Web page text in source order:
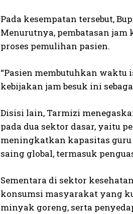
Pada kesempatan tersebut,
Menurutnya, pembatasan
proses pemulihan pasien.
“Pasien membutuhkan
kebijakan jam besuk ini
Disisi lain, Tarmizi
pada dua sektor dasar, yaitu
meningkatkan kapasitas
saing global, termasuk
Sementara di sektor
konsumsi masyarakat yang
minyak goreng, serta